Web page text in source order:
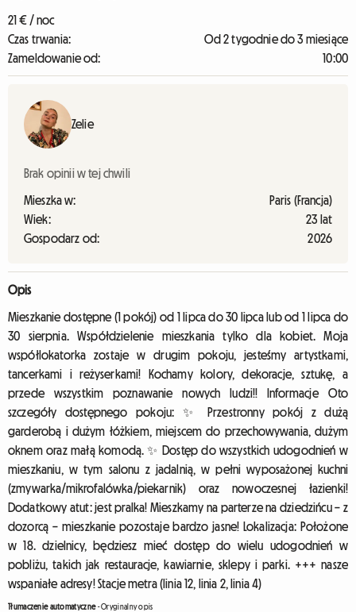
21 € / noc
Czas trwania:
Od 2 tygodnie do 3 miesiące
Zameldowanie od:
10:00
Zelie
Brak opinii w tej chwili
Mieszka w:
Paris (Francja)
Wiek:
23 lat
Gospodarz od:
2026
Opis
Mieszkanie dostępne (1 pokój) od 1 lipca do 30 lipca lub od 1 lipca do
30 sierpnia. Współdzielenie mieszkania tylko dla kobiet. Moja
współlokatorka zostaje w drugim pokoju, jesteśmy artystkami,
tancerkami i reżyserkami! Kochamy kolory, dekoracje, sztukę, a
przede wszystkim poznawanie nowych ludzi!! Informacje Oto
szczegóły dostępnego pokoju: ✨ Przestronny pokój z dużą
garderobą i dużym łóżkiem, miejscem do przechowywania, dużym
oknem oraz małą komodą. ✨ Dostęp do wszystkich udogodnień w
mieszkaniu, w tym salonu z jadalnią, w pełni wyposażonej kuchni
(zmywarka/mikrofalówka/piekarnik) oraz nowoczesnej łazienki!
Dodatkowy atut: jest pralka! Mieszkamy na parterze na dziedzińcu – z
dozorcą – mieszkanie pozostaje bardzo jasne! Lokalizacja: Położone
w 18. dzielnicy, będziesz mieć dostęp do wielu udogodnień w
pobliżu, takich jak restauracje, kawiarnie, sklepy i parki. +++ nasze
wspaniałe adresy! Stacje metra (linia 12, linia 2, linia 4)
Tłumaczenie automatyczne-Oryginalny opis